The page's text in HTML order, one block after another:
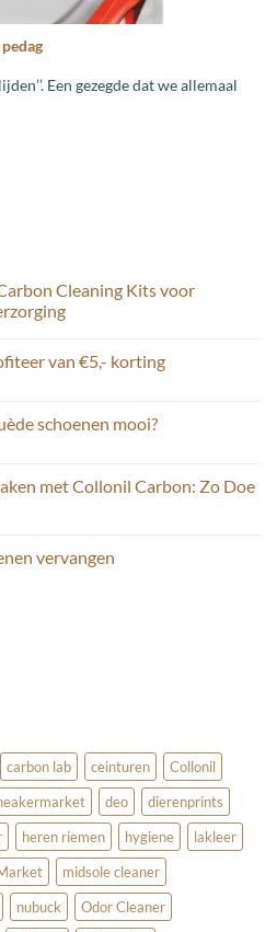
Een gezegde dat we allemaal
Cleaning Kits voor
van €5,- korting
schoenen mooi?
met Collonil Carbon: Zo Doe
vervangen
carbon lab ceinturen
Collonil
deo
dierenprints
heren riemen hygiene
lakleer
midsole cleaner
nubuck
Odor Cleaner